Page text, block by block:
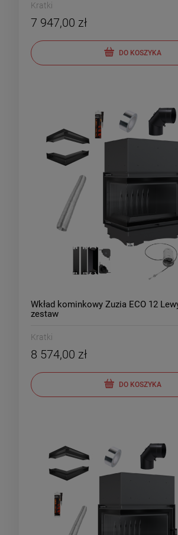
Kratki
7 947,00 zł
DO KOSZYKA
Wkład kominkowy Zuzia ECO 12
zestaw
Kratki
8 574,00 zł
DO KOSZYKA